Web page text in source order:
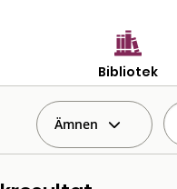
Bibliotek
Ämnen